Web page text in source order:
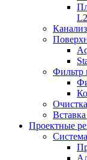
Фильтр
Проектные